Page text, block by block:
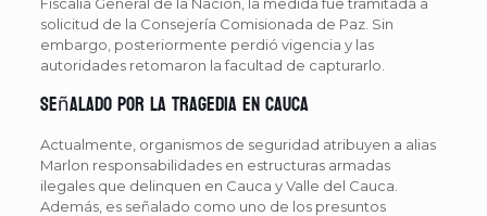
solicitud de la Consejería Comisionada de Paz. Sin
embargo, posteriormente perdió vigencia y las
autoridades retomaron la facultad de capturarlo.
Señalado por la tragedia en Cauca
Actualmente, organismos de seguridad atribuyen a alias
Marlon responsabilidades en estructuras armadas
ilegales que delinquen en Cauca y Valle del Cauca.
Además, es señalado como uno de los presuntos